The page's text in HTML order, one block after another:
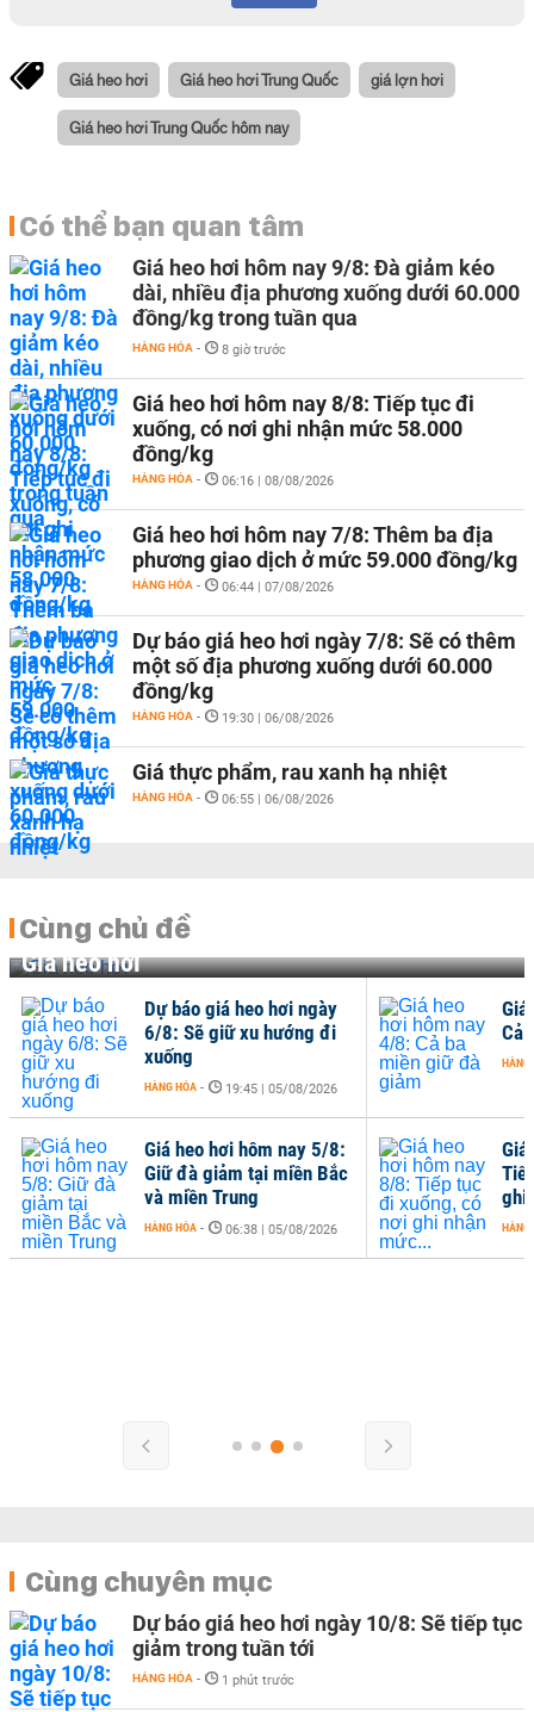
Giá heo hơi Giá heo hơi Trung Quốc giá lợn hơi
Giá heo hơi Trung Quốc hôm nay
Có thể bạn quan tâm
Giá heo hơi hôm nay 9/8: Đà giảm kéo
dài, nhiều địa phương xuống dưới 60.000
đồng/kg trong tuần qua
HÀNG HÓA - 8 giờ trước
Giá heo hơi hôm nay 8/8: Tiếp tục đi
xuống, có nơi ghi nhận mức 58.000
đồng/kg
HÀNG HÓA - 06:16 | 08/08/2026
Giá heo hơi hôm nay 7/8: Thêm ba địa
phương giao dịch ở mức 59.000 đồng/kg
HÀNG HÓA - 06:44 | 07/08/2026
Dự báo giá heo hơi ngày 7/8: Sẽ có thêm
một số địa phương xuống dưới 60.000
đồng/kg
HÀNG HÓA - 19:30 | 06/08/2026
Giá thực phẩm, rau xanh hạ nhiệt
HÀNG HÓA - 06:55 | 06/08/2026
Cùng chủ đề
Giá heo hơi
ghi
HÀNG
Dự báo giá heo hơi ngày
6/8: Sẽ giữ xu hướng đi
xuống
HÀNG HÓA - 19:45 | 05/08/2026
Giá heo hơi hôm nay 5/8:
Giữ đà giảm tại miền Bắc
và miền Trung
HÀNG HÓA - 06:38 | 05/08/2026
Cả
HÀNG
Cùng chuyên mục
Dự báo giá heo hơi ngày 10/8: Sẽ tiếp tục
giảm trong tuần tới
HÀNG HÓA - 1 phút trước